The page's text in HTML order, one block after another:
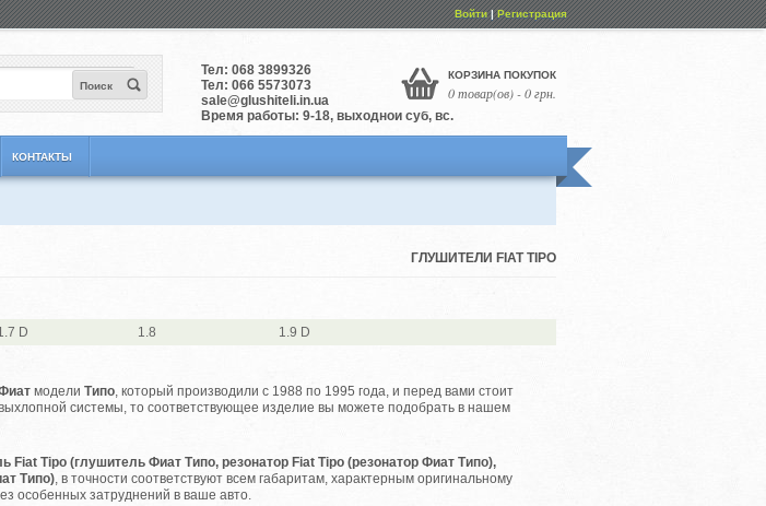
Войти|Регистрация
Тел: 068 3899326
Тел: 066 5573073
sale@glushiteli.in.ua
Время работы: 9-18, выходной суб, вс.
КОРЗИНА ПОКУПОК
0 товар(ов) - 0 грн.
Поиск
КОНТАКТЫ
ГЛУШИТЕЛИ FIAT TIPO
D 1.8 1.9 D
модели Типо, который производили с 1988 по 1995 года, и перед вами стоит
системы, то соответствующее изделие вы можете подобрать в нашем
Fiat Tipo (глушитель Фиат Типо, резонатор Fiat Tipo (резонатор Фиат Типо),
Типо), в точности соответствуют всем габаритам, характерным оригинальному
особенных затруднений в ваше авто.